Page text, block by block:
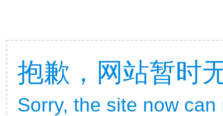
抱歉，网站暂时
Sorry, the site now